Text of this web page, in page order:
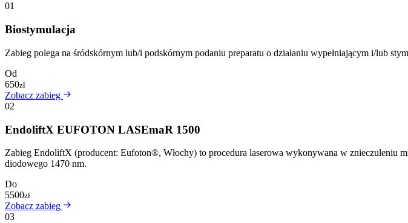
01
Biostymulacja
Zabieg polega na śródskórnym lub/i podskórnym podaniu preparatu o działaniu wypełniającym i/lub
Od
650zł
Zobacz zabieg
02
EndoliftX EUFOTON LASEmaR 1500
Zabieg EndoliftX (producent: Eufoton®, Włochy) to procedura laserowa wykonywana w znieczuleniu
diodowego 1470 nm.
Do
5500zł
Zobacz zabieg
03